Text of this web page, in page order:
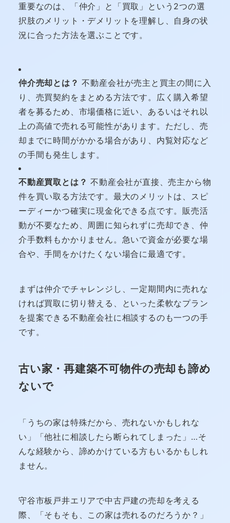
重要なのは、「仲介」と「買取」という2つの選
択肢のメリット・デメリットを理解し、自身の状
況に合った方法を選ぶことです。
仲介売却とは？ 不動産会社が売主と買主の間に入
り、売買契約をまとめる方法です。広く購入希望
者を募るため、市場価格に近い、あるいはそれ以
上の高値で売れる可能性があります。ただし、売
却までに時間がかかる場合があり、内覧対応など
の手間も発生します。
不動産買取とは？ 不動産会社が直接、売主から物
件を買い取る方法です。最大のメリットは、スピ
ーディーかつ確実に現金化できる点です。販売活
動が不要なため、周囲に知られずに売却でき、仲
介手数料もかかりません。急いで資金が必要な場
合や、手間をかけたくない場合に最適です。
まずは仲介でチャレンジし、一定期間内に売れな
ければ買取に切り替える、といった柔軟なプラン
を提案できる不動産会社に相談するのも一つの手
です。
古い家・再建築不可物件の売却も諦め
ないで
「うちの家は特殊だから、売れないかもしれな
い」「他社に相談したら断られてしまった」…そ
んな経験から、諦めかけている方もいるかもしれ
ません。
守谷市板戸井エリアで中古戸建の売却を考える
際、「そもそも、この家は売れるのだろうか？」